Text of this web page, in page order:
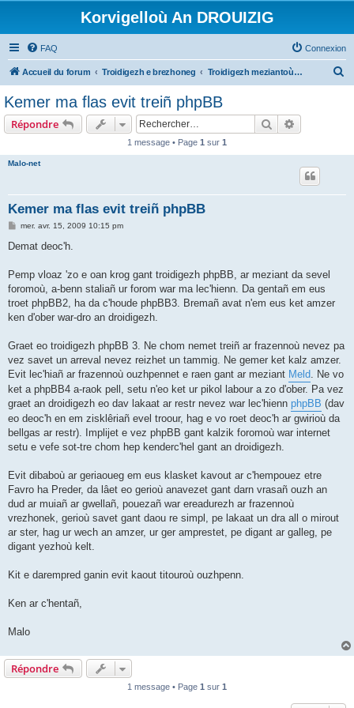
Korvigelloù An DROUIZIG
FAQ Connexion
Accueil du forum Troidigezh e brezhoneg Troidigezh meziantoù all (frank a wirioù evit an darn vrasañ anezho)
Kemer ma flas evit treiñ phpBB
Répondre Rechercher
1 message • Page 1 sur 1
Malo-net
Kemer ma flas evit treiñ phpBB
M
s
g
mer. avr. 15, 2009 10:15 pm
Demat deoc'h.
Pemp vloaz 'zo e oan krog gant troidigezh phpBB, ar meziant da sevel
foromoù, a-benn staliañ ur forom war ma lec'hienn. Da gentañ em eus
troet phpBB2, ha da c'houde phpBB3. Bremañ avat n'em eus ket amzer
ken d'ober war-dro an droidigezh.
Graet eo troidigezh phpBB 3. Ne chom nemet treiñ ar frazennoù nevez pa
vez savet un arreval nevez reizhet un tammig. Ne gemer ket kalz amzer.
Evit lec'hiañ ar frazennoù ouzhpennet e raen gant ar meziant Meld. Ne vo
ket a phpBB4 a-raok pell, setu n'eo ket ur pikol labour a zo d'ober. Pa vez
graet an droidigezh eo dav lakaat ar restr nevez war lec'hienn phpBB (dav
eo deoc'h en em zisklêriañ evel troour, hag e vo roet deoc'h ar gwirioù da
bellgas ar restr). Implijet e vez phpBB gant kalzik foromoù war internet
setu e vefe sot-tre chom hep kenderc'hel gant an droidigezh.
Evit dibaboù ar geriaoueg em eus klasket kavout ar c'hempouez etre
Favro ha Preder, da lâet eo gerioù anavezet gant darn vrasañ ouzh an
dud ar muiañ ar gwellañ, pouezañ war ereadurezh ar frazennoù
vrezhonek, gerioù savet gant daou re simpl, pe lakaat un dra all o mirout
ar ster, hag ur wech an amzer, ur ger amprestet, pe digant ar galleg, pe
digant yezhoù kelt.
Kit e darempred ganin evit kaout titouroù ouzhpenn.
Ken ar c'hentañ,
Malo
Répondre
1 message • Page 1 sur 1